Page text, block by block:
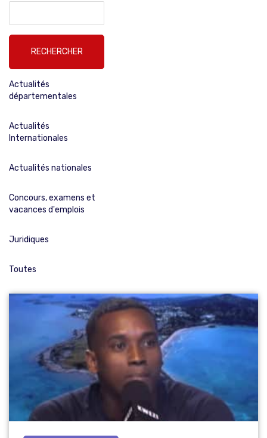
Actualités
départementales
Actualités
Internationales
Actualités nationales
Concours, examens et
vacances d'emplois
Juridiques
Toutes